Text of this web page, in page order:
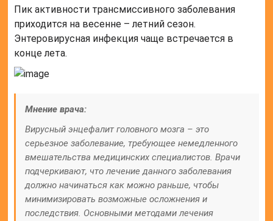
Пик активности трансмиссивного заболевания
приходится на весенне – летний сезон.
Энтеровирусная инфекция чаще встречается в
конце лета.
Мнение врача:
Вирусный энцефалит головного мозга – это
серьезное заболевание, требующее немедленного
вмешательства медицинских специалистов. Врачи
подчеркивают, что лечение данного заболевания
должно начинаться как можно раньше, чтобы
минимизировать возможные осложнения и
последствия. Основными методами лечения